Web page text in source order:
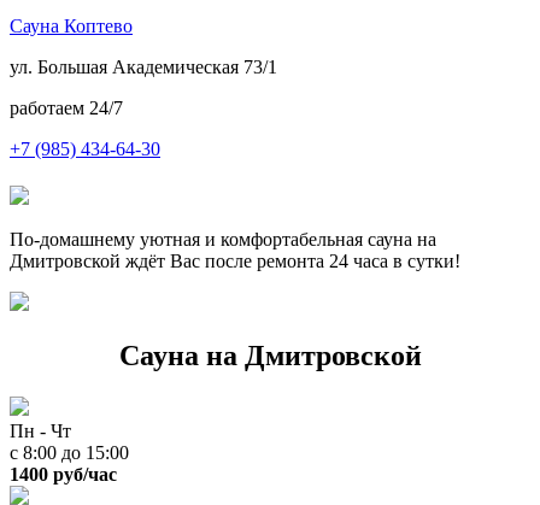
Сауна Коптево
ул. Большая Академическая 73/1
работаем 24/7
+7 (985) 434-64-30
По-домашнему уютная и комфортабельная сауна на
Дмитровской ждёт Вас после ремонта 24 часа в сутки!
Сауна на Дмитровской
Пн - Чт
с 8:00 до 15:00
1400 руб/час